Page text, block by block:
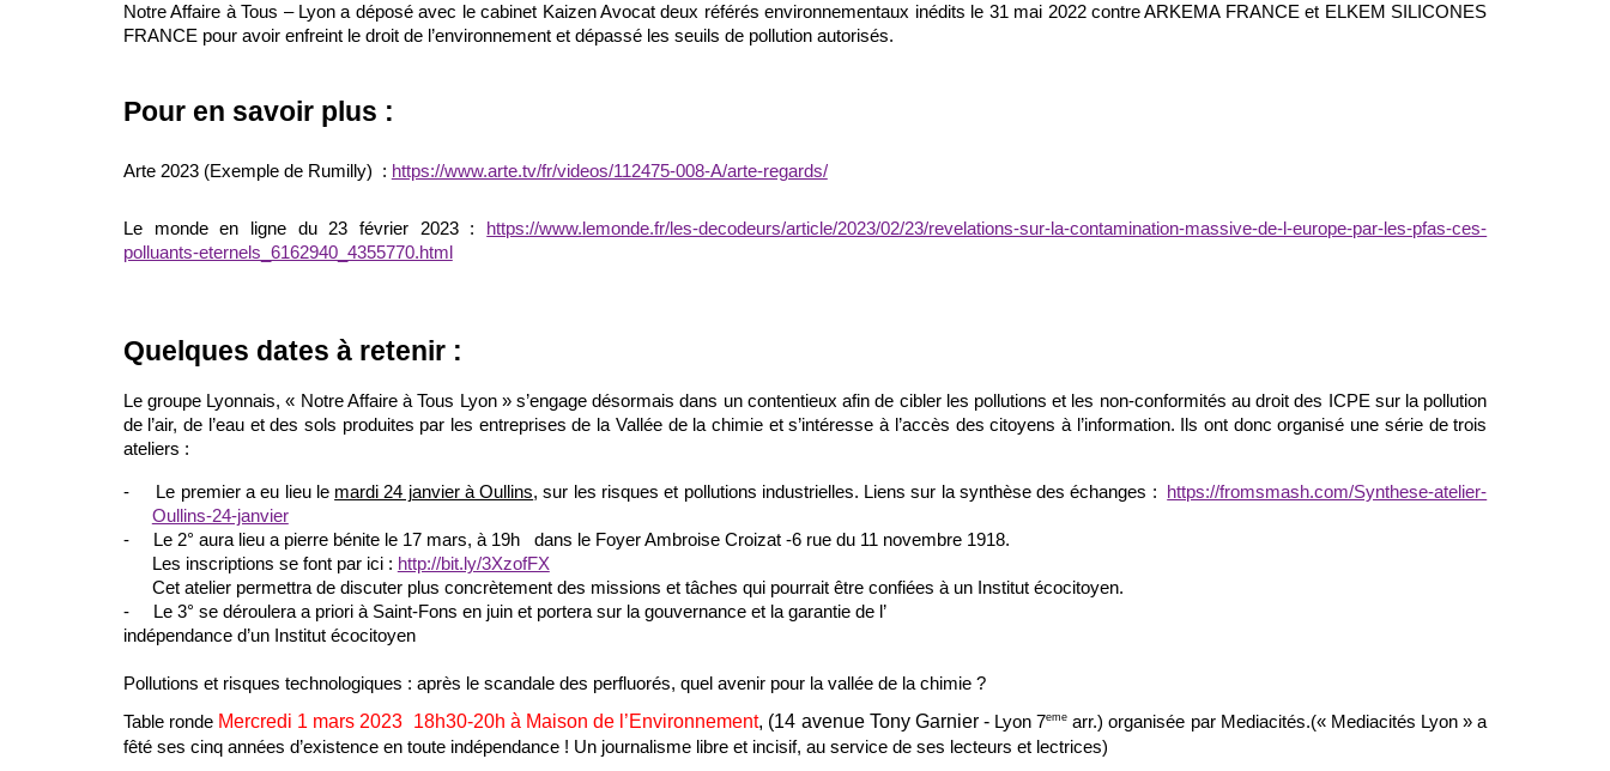
Notre Affaire à Tous – Lyon a déposé avec le cabinet Kaizen Avocat deux référés environnementaux inédits le 31 mai 2022 contre ARKEMA FRANCE et ELKEM SILICONES
FRANCE pour avoir enfreint le droit de l’environnement et dépassé les seuils de pollution autorisés.
Pour en savoir plus :
Arte 2023 (Exemple de Rumilly) : https://www.arte.tv/fr/videos/112475-008-A/arte-regards/
Le monde en ligne du 23 février 2023 :
https://www.lemonde.fr/les-decodeurs/article/2023/02/23/revelations-sur-la-contamination-massive-de-l-europe-par-les-pfas-ces-
polluants-eternels_6162940_4355770.html
Quelques dates à retenir :
Le groupe Lyonnais, « Notre Affaire à Tous Lyon » s’engage désormais dans un contentieux afin de cibler les pollutions et les non-conformités au droit des ICPE sur la pollution
de l’air, de l’eau et des sols produites par les entreprises de la Vallée de la chimie et s’intéresse à l’accès des citoyens à l’information. Ils ont donc organisé une série de trois
ateliers :
- Le premier a eu lieu le mardi 24 janvier à Oullins, sur les risques et pollutions industrielles. Liens sur la synthèse des échanges :
https://fromsmash.com/Synthese-atelier-
Oullins-24-janvier
-
Le 2° aura lieu a pierre bénite le 17 mars, à 19h dans le Foyer Ambroise Croizat -6 rue du 11 novembre 1918.
Les inscriptions se font par ici : http://bit.ly/3XzofFX
Cet atelier permettra de discuter plus concrètement des missions et tâches qui pourrait être confiées à un Institut écocitoyen.
-
Le 3° se déroulera a priori à Saint-Fons en juin et portera sur la gouvernance et la garantie de l’
indépendance d’un Institut écocitoyen
Pollutions et risques technologiques : après le scandale des perfluorés, quel avenir pour la vallée de la chimie ?
Table ronde Mercredi 1 mars 2023 18h30-20h à Maison de l’Environnement, (14 avenue Tony Garnier - Lyon 7eme arr.) organisée par Mediacités.(« Mediacités Lyon » a
fêté ses cinq années d’existence en toute indépendance ! Un journalisme libre et incisif, au service de ses lecteurs et lectrices)